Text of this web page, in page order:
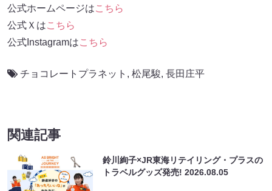
公式ホームページはこちら
公式Ｘはこちら
公式Instagramはこちら
チョコレートプラネット , 松尾駿, 長田庄平
関連記事
鈴川絢子×JR東海リテイリング・プラスの
トラベルグッズ発売!2026.08.05